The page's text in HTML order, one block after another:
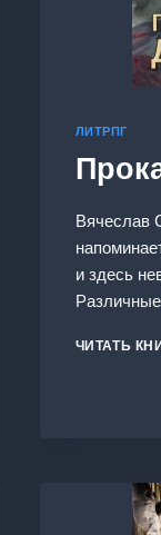
ЛИТРПГ
Вячеслав
и здесь
ЧИТАТЬ